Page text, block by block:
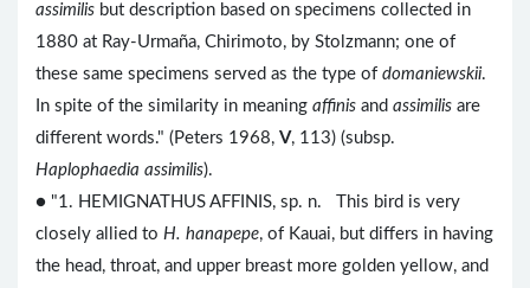
assimilis but description based on specimens collected in
1880 at Ray-Urmaña, Chirimoto, by Stolzmann; one of
these same specimens served as the type of domaniewskii.
In spite of the similarity in meaning affinis and assimilis are
different words." (Peters 1968, V, 113) (subsp.
Haplophaedia assimilis).
● "1. HEMIGNATHUS AFFINIS, sp. n. This bird is very
closely allied to H. hanapepe, of Kauai, but differs in having
the head, throat, and upper breast more golden yellow, and